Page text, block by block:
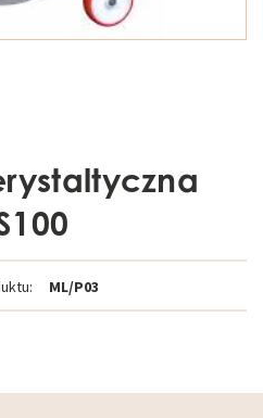
ML/P03